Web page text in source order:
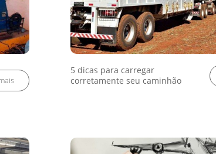
5 dicas para carregar
corretamente seu caminhão